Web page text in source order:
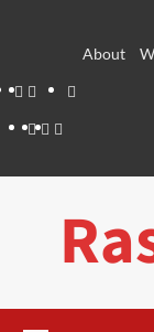
About
About
WEB
SERIES
Dehradun
LifePlaces
सम्पर्क